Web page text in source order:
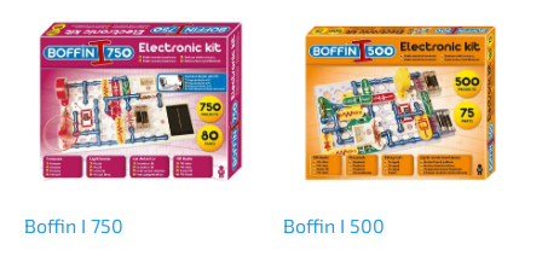
Boffin I 750 Boffin I 500